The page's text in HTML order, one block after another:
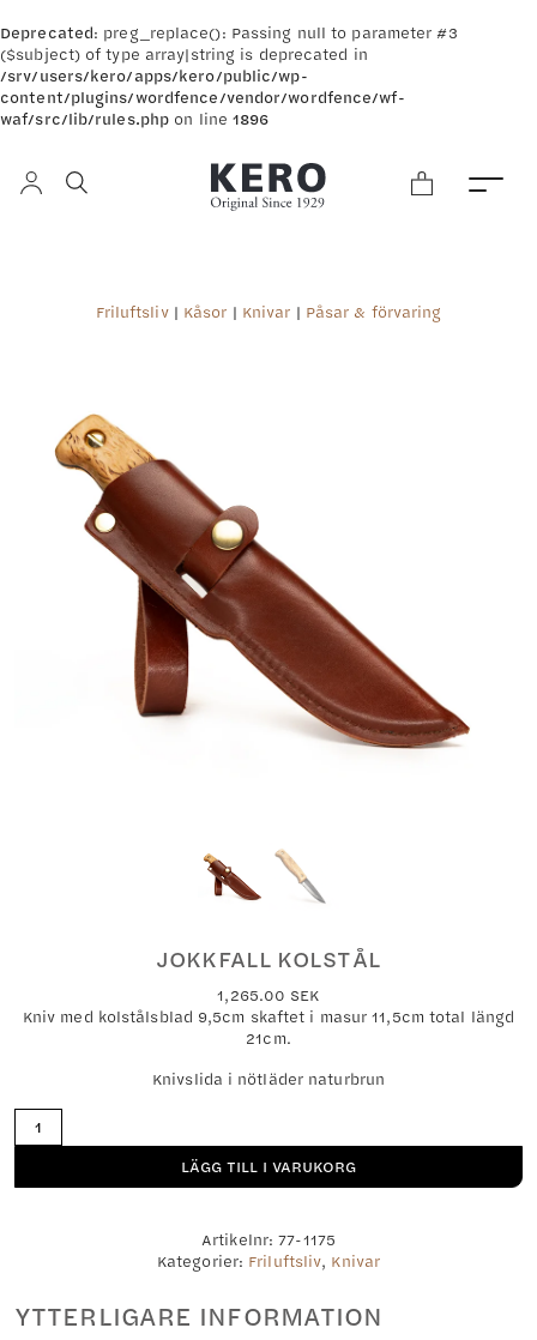
Deprecated: preg_replace(): Passing null to parameter #3
($subject) of type array|string is deprecated in
/srv/users/kero/apps/kero/public/wp-
content/plugins/wordfence/vendor/wordfence/wf-
waf/src/lib/rules.php on line1896
Friluftsliv| Kåsor | Knivar | Påsar & förvaring
JOKKFALL KOLSTÅL
1,265.00 SEK
Kniv med kolstålsblad 9,5cm skaftet i masur 11,5cm total längd
21cm.
Knivslida i nötläder naturbrun
Jokkfall
kolstål
LÄGG TILL I VARUKORG
Artikelnr:77-1175
Kategorier: Friluftsliv, Knivar
YTTERLIGARE INFORMATION